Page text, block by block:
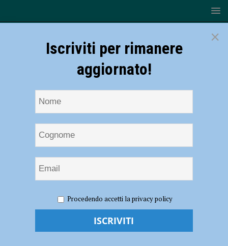
in via Don Minzoni, nell’appartamento trovata cocaina: denunciato
Aggressione in via Don Minzoni,
×
Iscriviti per rimanere
aggiornato!
Procedendo accetti la privacy policy